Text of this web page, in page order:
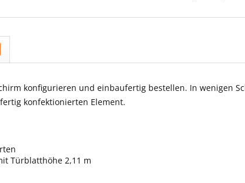
konfigurieren und einbaufertig bestellen. In wenigen
konfektionierten Element.
Türblatthöhe 2,11 m